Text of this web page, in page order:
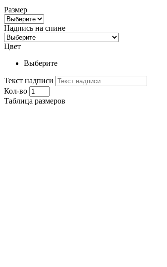
Размер
Надпись на спине
Цвет
Выберите
Текст надписи
Кол-во
Таблица размеров